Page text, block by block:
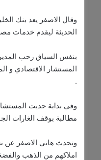
وقال الاصفر يعد بنك
الحديثة ليقدم خدمات
المستشار الاقتصادي و
.
مطالبة بوقف الغارات
وتحدث هاني الاصفر عن
املاكهم من الذهب